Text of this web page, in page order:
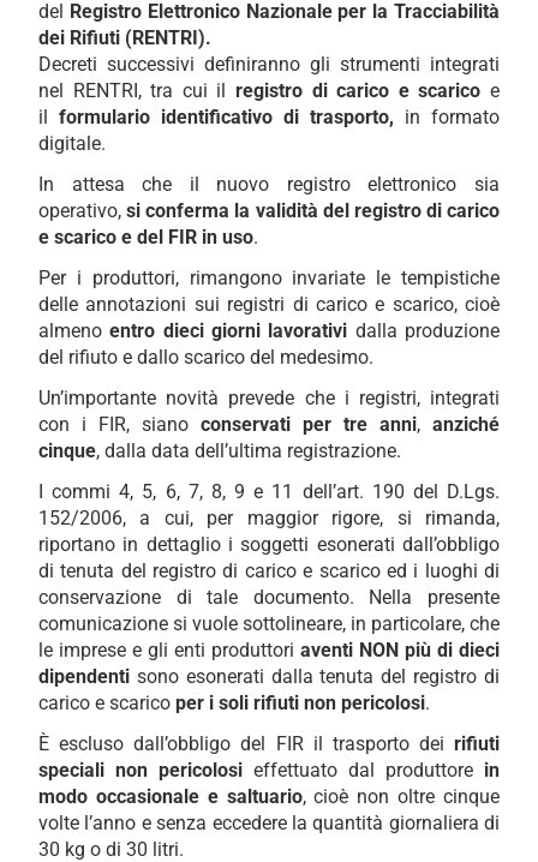
del Registro Elettronico Nazionale per la Tracciabilità
dei Rifiuti (RENTRI).
Decreti successivi definiranno gli strumenti integrati
nel RENTRI, tra cui il registro di carico e scarico e
il formulario identificativo di trasporto, in formato
digitale.
In attesa che il nuovo registro elettronico sia
operativo,si conferma la validità del registro di carico
e scarico e del FIR in uso.
Per i produttori, rimangono invariate le tempistiche
delle annotazioni sui registri di carico e scarico, cioè
almenoentro dieci giorni lavorativi dalla produzione
del rifiuto e dallo scarico del medesimo.
Un’importante novità prevede che i registri, integrati
con i FIR, siano conservati per tre anni, anziché
cinque, dalla data dell’ultima registrazione.
I commi 4, 5, 6, 7, 8, 9 e 11 dell’art. 190 del D.Lgs.
152/2006, a cui, per maggior rigore, si rimanda,
riportano in dettaglio i soggetti esonerati dall’obbligo
di tenuta del registro di carico e scarico ed i luoghi di
conservazione di tale documento. Nella presente
comunicazione si vuole sottolineare, in particolare, che
le imprese e gli enti produttori aventi NON più di dieci
dipendenti sono esonerati dalla tenuta del registro di
carico e scarico per i soli rifiuti non pericolosi.
È escluso dall’obbligo del FIR il trasporto dei rifiuti
speciali non pericolosi effettuato dal produttore in
modo occasionale e saltuario, cioè non oltre cinque
volte l’anno e senza eccedere la quantità giornaliera di
30 kg o di 30 litri.